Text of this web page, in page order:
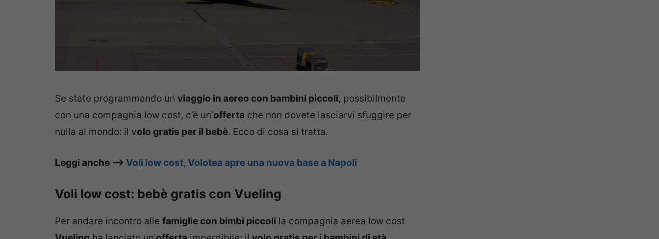
Se state programmando un viaggio in aereo con bambini piccoli, possibilmente
con una compagnia low cost, c’è un’offerta che non dovete lasciarvi sfuggire per
nulla al mondo: il volo gratis per il bebè. Ecco di cosa si tratta.
Leggi anche –> Voli low cost, Volotea apre una nuova base a Napoli
Voli low cost: bebè gratis con Vueling
Per andare incontro alle famiglie con bimbi piccoli la compagnia aerea low cost